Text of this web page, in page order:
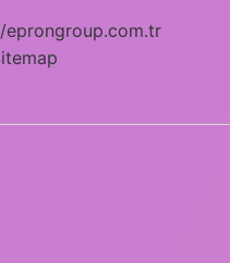
eprongroup.com.tr